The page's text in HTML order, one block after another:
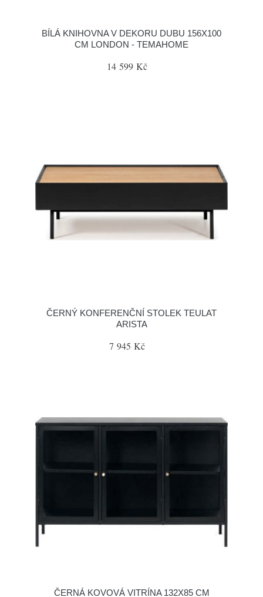
BÍLÁ KNIHOVNA V DEKORU DUBU 156X100
CM LONDON - TEMAHOME
14 599 Kč
ČERNÝ KONFERENČNÍ STOLEK TEULAT
ARISTA
7 945 Kč
ČERNÁ KOVOVÁ VITRÍNA 132X85 CM